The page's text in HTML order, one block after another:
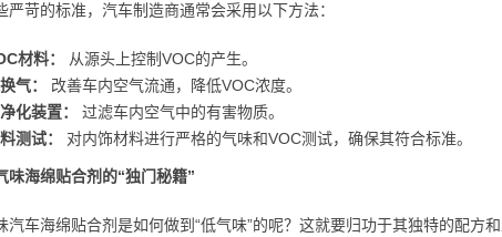
严苛的标准，汽车制造商通常会采用以下方法：
材料：
从源头上控制VOC的产生。
气：
改善车内空气流通，降低VOC浓度。
化装置：
过滤车内空气中的有害物质。
测试：
对内饰材料进行严格的气味和VOC测试，确保其符合标准。
味海绵贴合剂的“独门秘籍”
汽车海绵贴合剂是如何做到“低气味”的呢？这就要归功于其独特的配方和